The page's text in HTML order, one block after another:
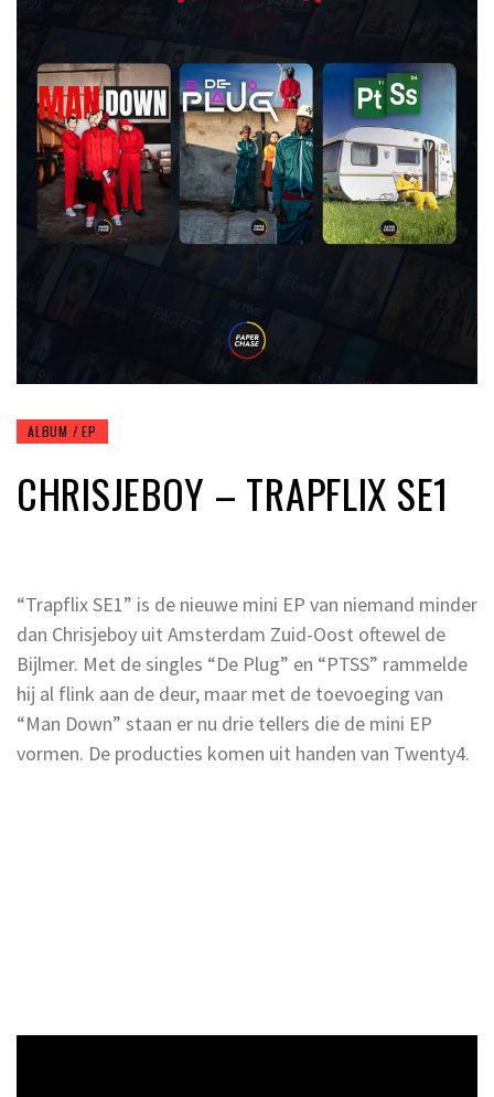
ALBUM / EP
CHRISJEBOY – TRAPFLIX SE1
“Trapflix SE1” is de nieuwe mini EP van niemand minder
dan Chrisjeboy uit Amsterdam Zuid-Oost oftewel de
Bijlmer. Met de singles “De Plug” en “PTSS” rammelde
hij al flink aan de deur, maar met de toevoeging van
“Man Down” staan er nu drie tellers die de mini EP
vormen. De producties komen uit handen van Twenty4.